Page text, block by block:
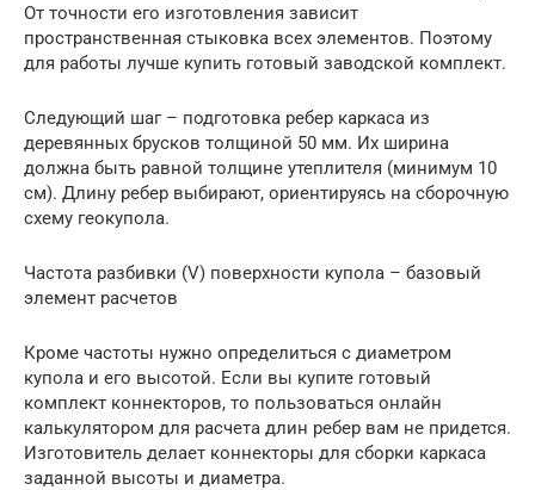
От точности его изготовления зависит
пространственная стыковка всех элементов. Поэтому
для работы лучше купить готовый заводской комплект.
Следующий шаг – подготовка ребер каркаса из
деревянных брусков толщиной 50 мм. Их ширина
должна быть равной толщине утеплителя (минимум 10
см). Длину ребер выбирают, ориентируясь на сборочную
схему геокупола.
Частота разбивки (V) поверхности купола – базовый
элемент расчетов
Кроме частоты нужно определиться с диаметром
купола и его высотой. Если вы купите готовый
комплект коннекторов, то пользоваться онлайн
калькулятором для расчета длин ребер вам не придется.
Изготовитель делает коннекторы для сборки каркаса
заданной высоты и диаметра.